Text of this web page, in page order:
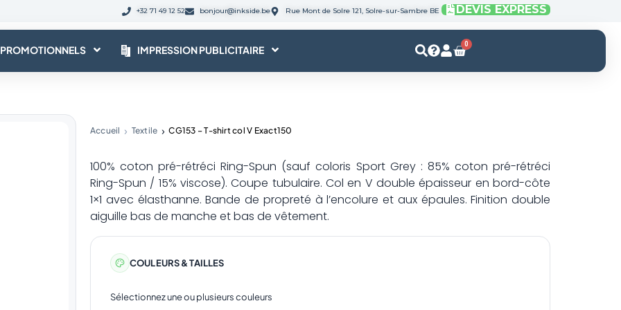
+32 71 49 12 52 bonjour@inkside.be Rue Mont de Solre 121, Solre-sur-Sambre BE DEVIS EXPRESS
IMPRESSION PUBLICITAIRE 0
Panier
Accueil Textile CG153 – T-shirt col V Exact150
100% coton pré-rétréci Ring-Spun (sauf coloris Sport Grey : 85% coton pré-rétréci
Ring-Spun / 15% viscose). Coupe tubulaire. Col en V double épaisseur en bord-côte
1×1 avec élasthanne. Bande de propreté à l’encolure et aux épaules. Finition double
aiguille bas de manche et bas de vêtement.
COULEURS & TAILLES
Sélectionnez une ou plusieurs couleurs